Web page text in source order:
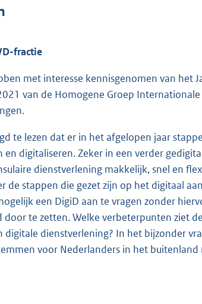
fractie
met interesse kennisgenomen van het
van de Homogene Groep
te lezen dat er in het afgelopen jaar
digitaliseren. Zeker in een verder
dienstverlening makkelijk, snel en
de stappen die gezet zijn op het digitaal
een DigiD aan te vragen zonder
te zetten. Welke verbeterpunten ziet
digitale dienstverlening? In het bijzonder
voor Nederlanders in het